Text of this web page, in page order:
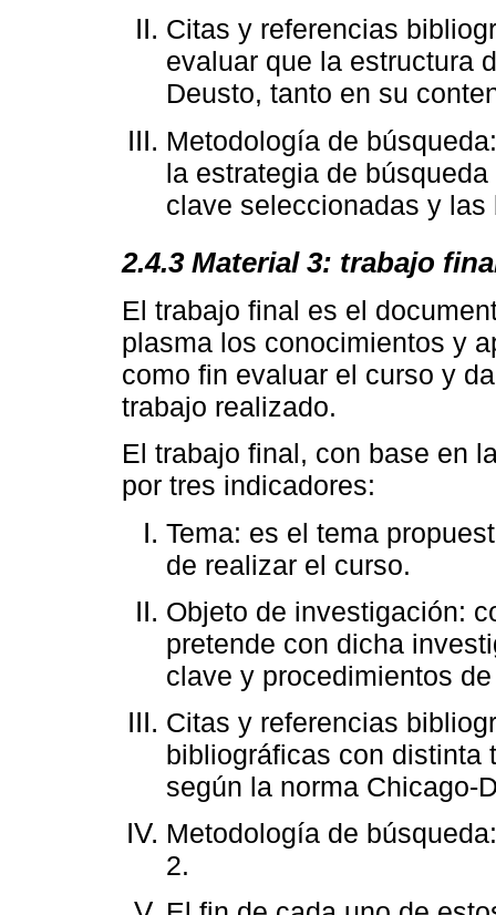
Citas y referencias
evaluar que la estructura
Deusto, tanto en su
Metodología de
la estrategia de
clave seleccionadas y
2.4.3 Material 3: trabajo
El trabajo final es el
plasma los conocimientos y
como fin evaluar el curso y
trabajo realizado.
El trabajo final, con base en
por tres indicadores:
Tema: es el tema
de realizar el curso.
Objeto de investigación:
pretende con dicha
clave y procedimientos
Citas y referencias
bibliográficas con distinta
según la norma Chicago-
Metodología de
2.